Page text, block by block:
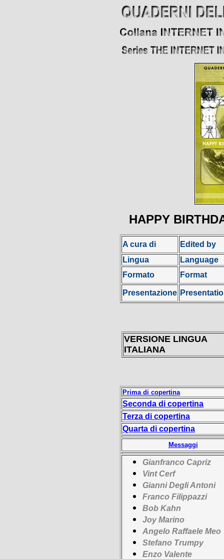
HAPPY
A cura di
Edited by
Lingua
Language
Formato
Format
Presentazione
VERSIONE LINGUA
ITALIANA
Prima di copertina
Seconda di copertina
Terza di copertina
Quarta di copertina
Messaggi
Gianfranco Capriz
Vint Cerf
Gianni Degli Antoni
Franco Filippazzi
Bob Kahn
Joy Marino
Angelo Raffaele Meo
Stefano Trumpy
Enzo Valente